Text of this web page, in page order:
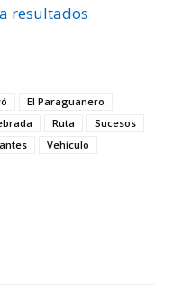
resultados
El Paraguanero
Ruta
Sucesos
Vehículo